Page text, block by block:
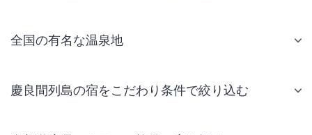
全国の有名な温泉地
慶良間列島の宿をこだわり条件で絞り込む